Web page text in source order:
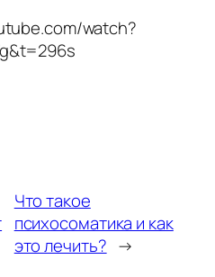
watch?
Что такое
психосоматика и как
это лечить? →